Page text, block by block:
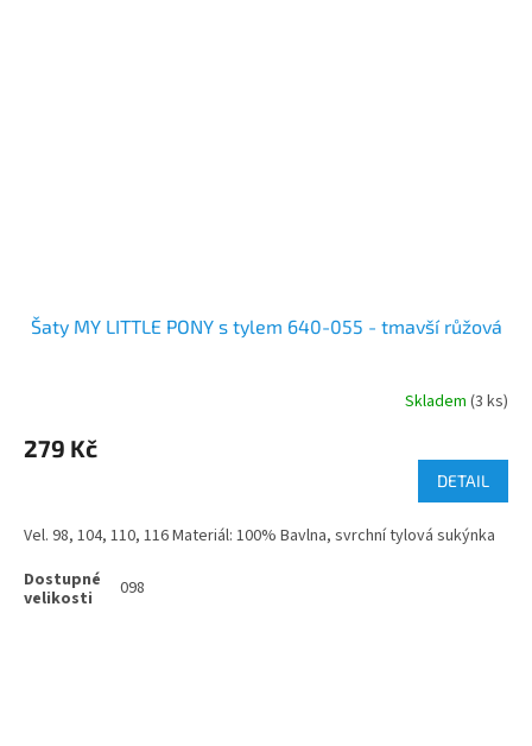
Šaty MY LITTLE PONY s tylem 640-055 - tmavší růžová
Skladem (3 ks)
279 Kč
DETAIL
Vel. 98, 104, 110, 116 Materiál: 100% Bavlna, svrchní tylová sukýnka
098